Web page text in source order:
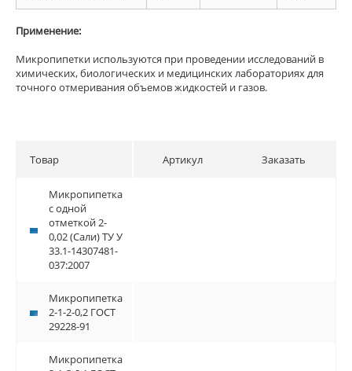
Применение:
Микропипетки используются при проведении исследований в
химических, биологических и медицинских лабораториях для
точного отмеривания объемов жидкостей и газов.
Товар
Микропипетка
с одной
отметкой 2-
0,02 (Сали) ТУ У
33.1-14307481-
037:2007
Микропипетка
2-1-2-0,2 ГОСТ
29228-91
Микропипетка
Артикул Заказать